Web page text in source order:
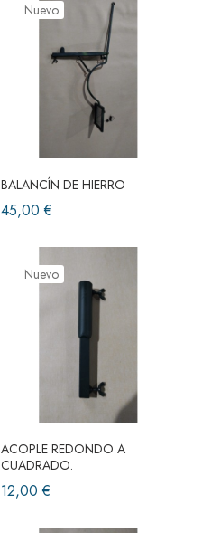
Nuevo
BALANCÍN DE HIERRO
45,00 €
Nuevo
ACOPLE REDONDO A
CUADRADO.
12,00 €